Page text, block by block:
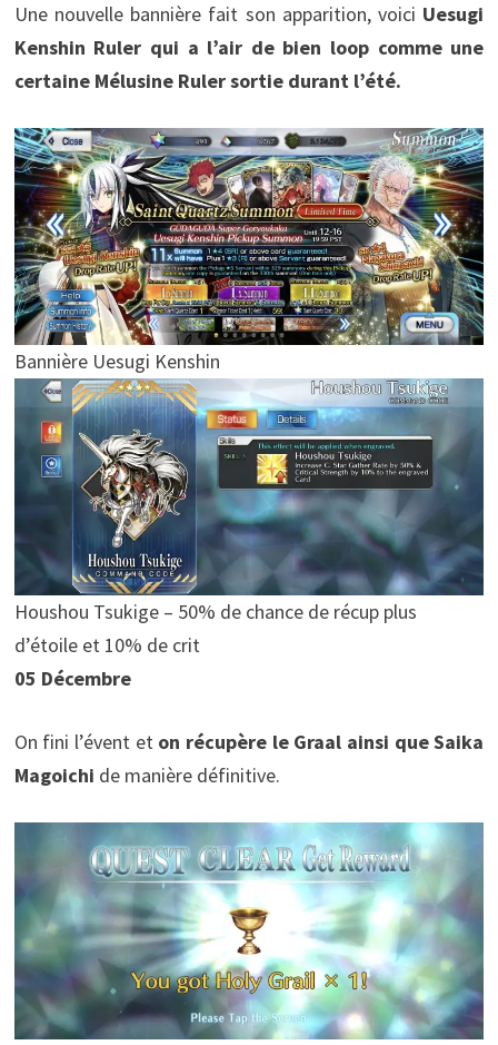
Une nouvelle bannière fait son apparition, voici Uesugi
Kenshin Ruler qui a l’air de bien loop comme une
certaine Mélusine Ruler sortie durant l’été.
Bannière Uesugi Kenshin
Houshou Tsukige – 50% de chance de récup plus
d’étoile et 10% de crit
05 Décembre
On fini l’évent et on récupère le Graal ainsi que Saika
Magoichi de manière définitive.